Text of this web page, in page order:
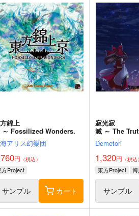
錦上
～ Fossilized Wonders.
アリス幻樂団
円 （税込）
方Project
サンプル カート
寂光寂
滅 ～ The
tion of Dukkha
Demetori
1,320円 （税込）
東方Project
サンプル